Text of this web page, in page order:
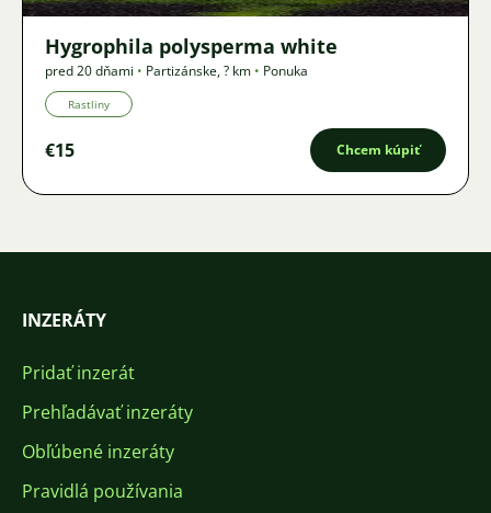
Hygrophila polysperma white
pred 20 dňami • Partizánske,? km • Ponuka
Rastliny
€15 Chcem kúpiť
INZERÁTY
Pridať inzerát
Prehľadávať inzeráty
Obľúbené inzeráty
Pravidlá používania